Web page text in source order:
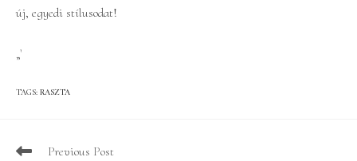
új, egyedi stílusodat!
„`
TAGS: RASZTA
Read
Previous Post